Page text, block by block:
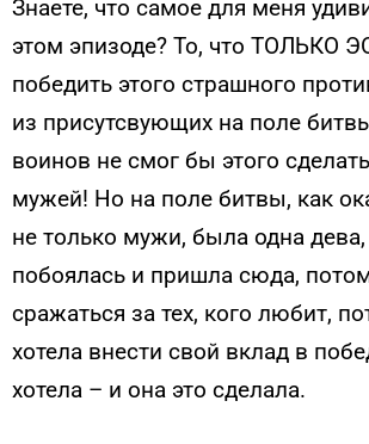
Знаете, что самое для меня
этом эпизоде? То, что ТОЛЬКО
победить этого страшного
из присутсвующих на поле
воинов не смог бы этого
мужей! Но на поле битвы, как
не только мужи, была одна
побоялась и пришла сюда,
сражаться за тех, кого любит,
хотела внести свой вклад в
хотела – и она это сделала.